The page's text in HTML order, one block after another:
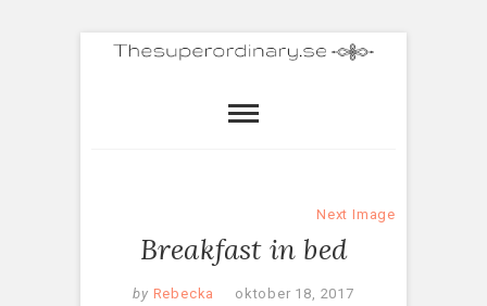
Next Image
Breakfast in bed
by Rebecka oktober 18, 2017